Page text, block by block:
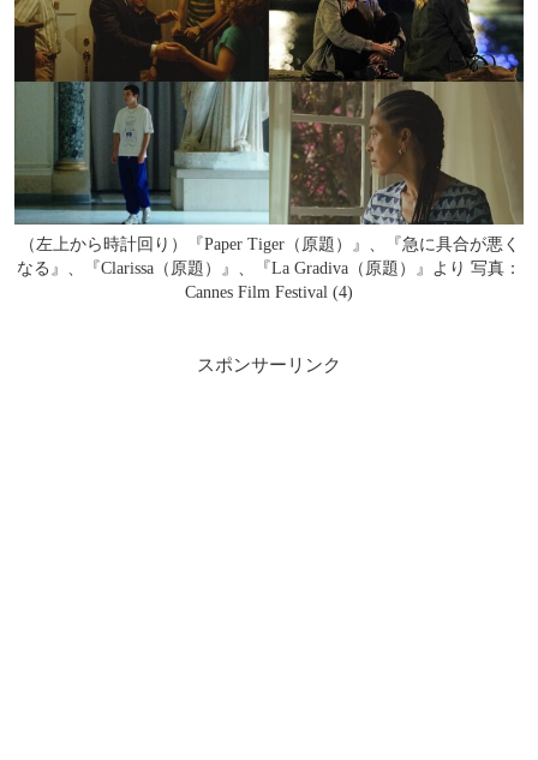
（左上から時計回り）『Paper Tiger（原題）』、『急に具合が悪く
なる』、『Clarissa（原題）』、『La Gradiva（原題）』より 写真：
Cannes Film Festival (4)
スポンサーリンク